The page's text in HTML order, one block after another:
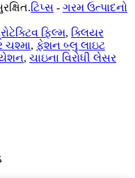
ટિપ્સ - ગરમ ઉત્પાદનો
ફિલ્મ, ક્લિયર
ચશ્મા, ફેશન બ્લુ લાઇટ
, ચાઇના વિરોધી લેસર